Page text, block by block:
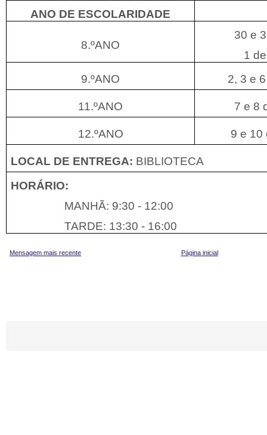
ANO DE ESCOLARIDADE
8.ºANO
30 e
1
9.ºANO
2, 3 e
11.ºANO 7 e 8
12.ºANO 9 e 10
LOCAL DE ENTREGA: BIBLIOTECA
HORÁRIO:
MANHÃ: 9:30 - 12:00
TARDE: 13:30 - 16:00
Mensagem mais recente Página inicial